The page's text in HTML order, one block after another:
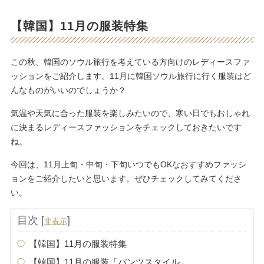
【韓国】11月の服装特集
この秋、韓国のソウル旅行を考えている方向けのレディースファ
ッションをご紹介します。11月に韓国ソウル旅行に行く服装はど
んなものがいいのでしょうか？
気温や天気に合った服装を楽しみたいので、寒い日でもおしゃれ
に決まるレディースファッションをチェックしておきたいです
ね。
今回は、11月上旬・中旬・下旬いつでもOKなおすすめファッシ
ョンをご紹介したいと思います。ぜひチェックしてみてくださ
い。
目次 [非表示]
【韓国】11月の服装特集
【韓国】11月の服装「パンツスタイル」